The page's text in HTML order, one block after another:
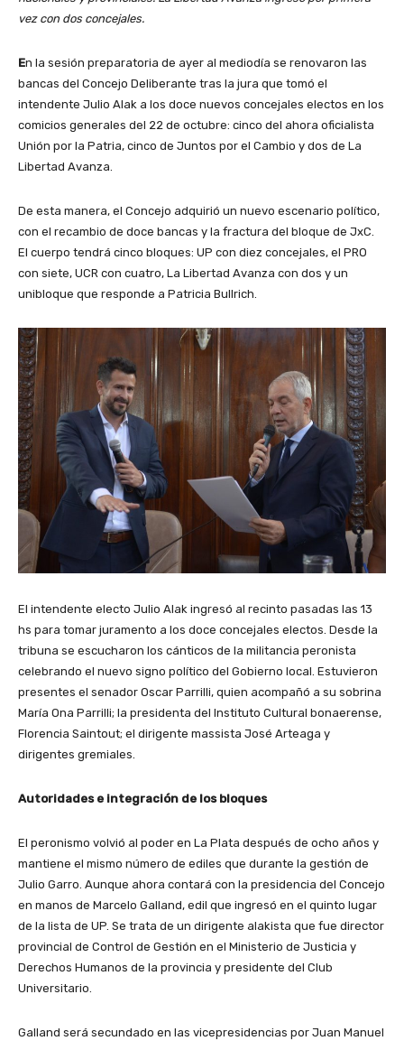
vez con dos concejales.
En la sesión preparatoria de ayer al mediodía se renovaron las
bancas del Concejo Deliberante tras la jura que tomó el
intendente Julio Alak a los doce nuevos concejales electos en los
comicios generales del 22 de octubre: cinco del ahora oficialista
Unión por la Patria, cinco de Juntos por el Cambio y dos de La
Libertad Avanza.
De esta manera, el Concejo adquirió un nuevo escenario político,
con el recambio de doce bancas y la fractura del bloque de JxC.
El cuerpo tendrá cinco bloques: UP con diez concejales, el PRO
con siete, UCR con cuatro, La Libertad Avanza con dos y un
unibloque que responde a Patricia Bullrich.
El intendente electo Julio Alak ingresó al recinto pasadas las 13
hs para tomar juramento a los doce concejales electos. Desde la
tribuna se escucharon los cánticos de la militancia peronista
celebrando el nuevo signo político del Gobierno local. Estuvieron
presentes el senador Oscar Parrilli, quien acompañó a su sobrina
María Ona Parrilli; la presidenta del Instituto Cultural bonaerense,
Florencia Saintout; el dirigente massista José Arteaga y
dirigentes gremiales.
Autoridades e integración de los bloques
El peronismo volvió al poder en La Plata después de ocho años y
mantiene el mismo número de ediles que durante la gestión de
Julio Garro. Aunque ahora contará con la presidencia del Concejo
en manos de Marcelo Galland, edil que ingresó en el quinto lugar
de la lista de UP. Se trata de un dirigente alakista que fue director
provincial de Control de Gestión en el Ministerio de Justicia y
Derechos Humanos de la provincia y presidente del Club
Universitario.
Galland será secundado en las vicepresidencias por Juan Manuel